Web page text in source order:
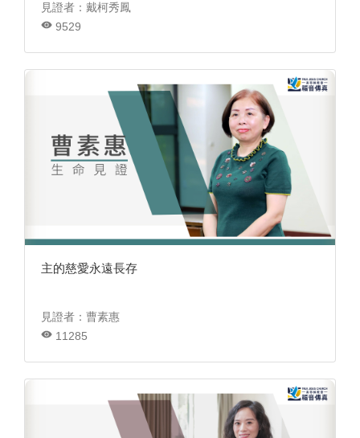
見證者：戴柯秀鳳
9529
主的慈愛永遠長存
見證者：曹素惠
11285